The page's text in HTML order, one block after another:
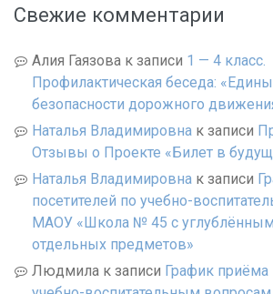
Свежие комментарии
Алия Гаязова к записи 1 — 4 класс.
Профилактическая беседа:
безопасности дорожного
Наталья Владимировна к записи
Отзывы о Проекте «Билет в
Наталья Владимировна к записи
посетителей по учебно-
МАОУ «Школа № 45 с
отдельных предметов»
Людмила к записи График приёма